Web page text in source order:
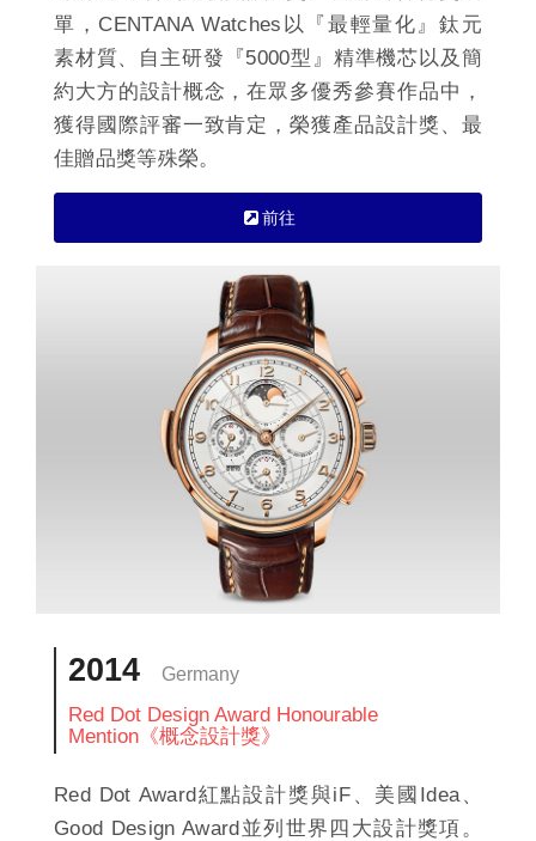
單，CENTANA Watches以『最輕量化』鈦元
素材質、自主研發『5000型』精準機芯以及簡
約大方的設計概念，在眾多優秀參賽作品中，
獲得國際評審一致肯定，榮獲產品設計獎、最
佳贈品獎等殊榮。
前往
2014 Germany
Red Dot Design Award Honourable
Mention《概念設計獎》
Red Dot Award紅點設計獎與iF、美國Idea、
Good Design Award並列世界四大設計獎項。